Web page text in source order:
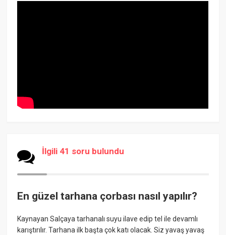
İlgili 41 soru bulundu
En güzel tarhana çorbası nasıl yapılır?
Kaynayan Salçaya tarhanalı suyu ilave edip tel ile devamlı
karıştırılır. Tarhana ilk başta çok katı olacak. Siz yavaş yavaş